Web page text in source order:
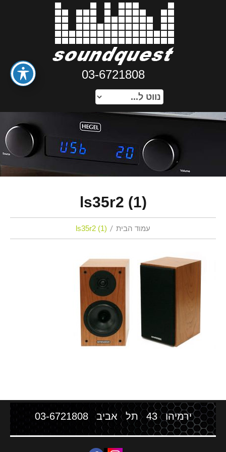
03-6721808
ls35r2 (1)
עמוד הבית ls35r2 (1)
ירמיהו 43 תל אביב 03-6721808